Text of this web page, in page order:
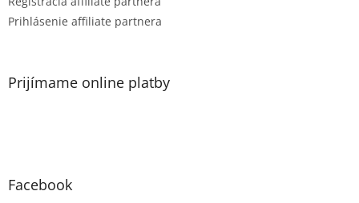
Prihlásenie affiliate partnera
Prijímame online platby
Facebook